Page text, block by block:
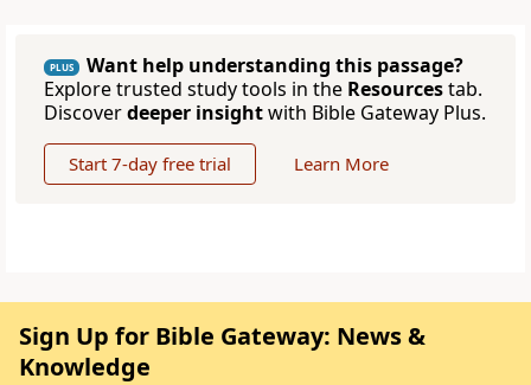
PLUS
Want help understanding this passage?
Explore trusted study tools in the Resourcestab.
Discoverdeeper insightwith Bible Gateway Plus.
Start 7-day free trial Learn More
Sign Up for Bible Gateway: News &
Knowledge